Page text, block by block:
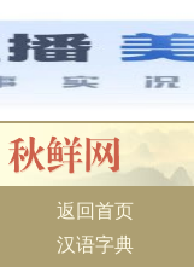
返回首页
汉语字典